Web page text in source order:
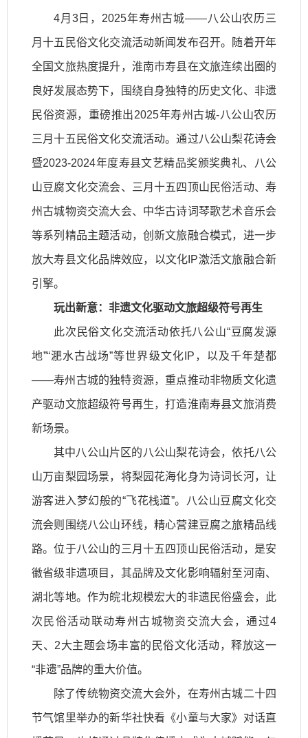
4月3日，2025年寿州古城——八公山农历三
月十五民俗文化交流活动新闻发布召开。随着开年
全国文旅热度提升，淮南市寿县在文旅连续出圈的
良好发展态势下，围绕自身独特的历史文化、非遗
民俗资源，重磅推出2025年寿州古城-八公山农历
三月十五民俗文化交流活动。通过八公山梨花诗会
暨2023-2024年度寿县文艺精品奖颁奖典礼、八公
山豆腐文化交流会、三月十五四顶山民俗活动、寿
州古城物资交流大会、中华古诗词琴歌艺术音乐会
等系列精品主题活动，创新文旅融合模式，进一步
放大寿县文化品牌效应，以文化IP激活文旅融合新
引擎。
玩出新意：非遗文化驱动文旅超级符号再生
此次民俗文化交流活动依托八公山“豆腐发源
地”“淝水古战场”等世界级文化IP，以及千年楚都
——寿州古城的独特资源，重点推动非物质文化遗
产驱动文旅超级符号再生，打造淮南寿县文旅消费
新场景。
其中八公山片区的八公山梨花诗会，依托八公
山万亩梨园场景，将梨园花海化身为诗词长河，让
游客进入梦幻般的“飞花栈道”。八公山豆腐文化交
流会则围绕八公山环线，精心营建豆腐之旅精品线
路。位于八公山的三月十五四顶山民俗活动，是安
徽省级非遗项目，其品牌及文化影响辐射至河南、
湖北等地。作为皖北规模宏大的非遗民俗盛会，此
次民俗活动联动寿州古城物资交流大会，通过4
天、2大主题会场丰富的民俗文化活动，释放这一
“非遗”品牌的重大价值。
除了传统物资交流大会外，在寿州古城二十四
节气馆里举办的新华社快看《小童与大家》对话直